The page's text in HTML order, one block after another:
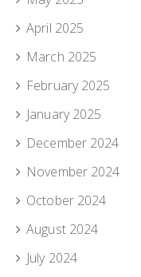
April 2025
March 2025
February 2025
January 2025
December 2024
November 2024
October 2024
August 2024
July 2024